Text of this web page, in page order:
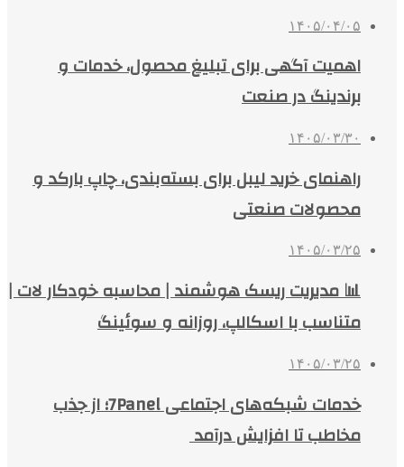
۱۴۰۵/۰۴/۰۵
اهمیت آگهی برای تبلیغ محصول، خدمات و
برندینگ در صنعت
۱۴۰۵/۰۳/۳۰
راهنمای خرید لیبل برای بسته‌بندی، چاپ بارکد و
محصولات صنعتی
۱۴۰۵/۰۳/۲۵
📊 مدیریت ریسک هوشمند | محاسبه خودکار لات |
متناسب با اسکالپ، روزانه و سوئینگ
۱۴۰۵/۰۳/۲۵
خدمات شبکه‌های اجتماعی 7Panel؛ از جذب
مخاطب تا افزایش درآمد